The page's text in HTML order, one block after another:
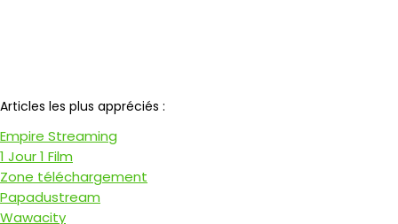
Articles les plus appréciés :
Empire Streaming
1 Jour 1 Film
Zone téléchargement
Papadustream
Wawacity